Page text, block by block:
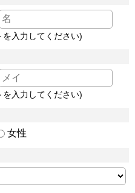
入力してください)
入力してください)
女性